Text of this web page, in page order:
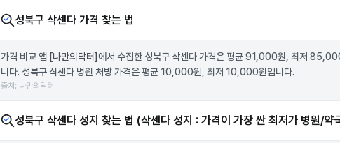
성북구 삭센다 가격 찾는 법
가격 비교 앱 [나만의닥터] 에서 수집한 성북구 삭센다 가격은 평균 91,000원, 최저
니다. 성북구 삭센다 병원 처방 가격은 평균 10,000원, 최저 10,000원입니다.
출처: 나만의닥터
성북구 삭센다 성지 찾는 법 (삭센다 성지 : 가격이 가장 싼 최저가 병원/약